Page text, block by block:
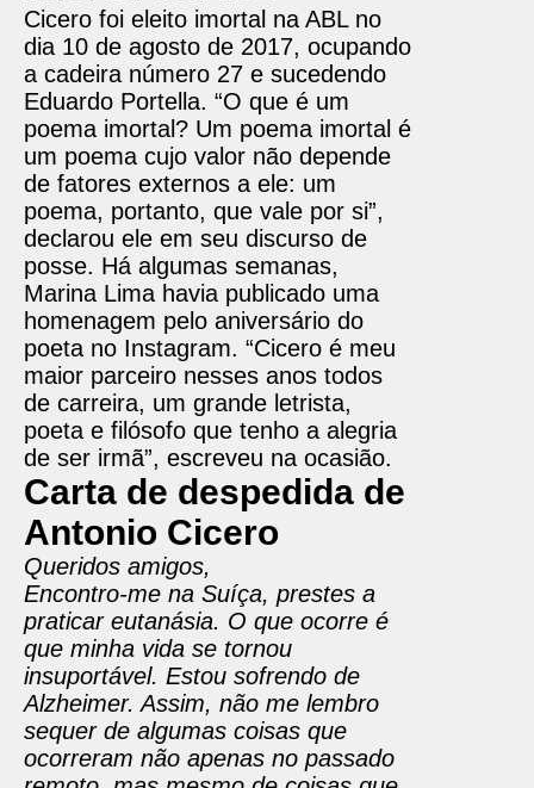
Cicero foi eleito imortal na ABL no
dia 10 de agosto de 2017, ocupando
a cadeira número 27 e sucedendo
Eduardo Portella. “O que é um
poema imortal? Um poema imortal é
um poema cujo valor não depende
de fatores externos a ele: um
poema, portanto, que vale por si”,
declarou ele em seu discurso de
posse. Há algumas semanas,
Marina Lima havia publicado uma
homenagem pelo aniversário do
poeta no Instagram. “Cicero é meu
maior parceiro nesses anos todos
de carreira, um grande letrista,
poeta e filósofo que tenho a alegria
de ser irmã”, escreveu na ocasião.
Carta de despedida de
Antonio Cicero
Queridos amigos,
Encontro-me na Suíça, prestes a
praticar eutanásia. O que ocorre é
que minha vida se tornou
insuportável. Estou sofrendo de
Alzheimer. Assim, não me lembro
sequer de algumas coisas que
ocorreram não apenas no passado